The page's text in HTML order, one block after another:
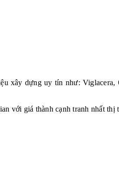
xây dựng uy tín như:
với giá thành cạnh tranh nhất thị